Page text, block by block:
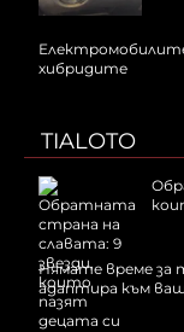
хибридите
TIALOTO
Нямате време за
адаптира към